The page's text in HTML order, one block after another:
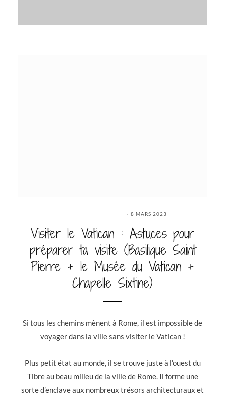
8 MARS 2023
Visiter le Vatican : Astuces pour
préparer ta visite (Basilique Saint
Pierre + le Musée du Vatican +
Chapelle Sixtine)
Si tous les chemins mènent à Rome, il est impossible de
voyager dans la ville sans visiter le Vatican !
Plus petit état au monde, il se trouve juste à l’ouest du
Tibre au beau milieu de la ville de Rome. Il forme une
sorte d’enclave aux nombreux trésors architecturaux et